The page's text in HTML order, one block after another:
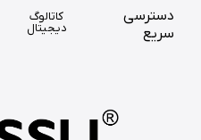
کاتالوگ
دیجیتال